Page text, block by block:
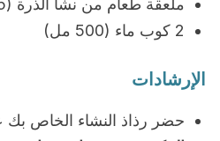
ملعقة طعام من نشا الذرة (5 غم)
2 كوب ماء (500 مل)
الإرشادات
حضر رذاذ النشاء الخاص